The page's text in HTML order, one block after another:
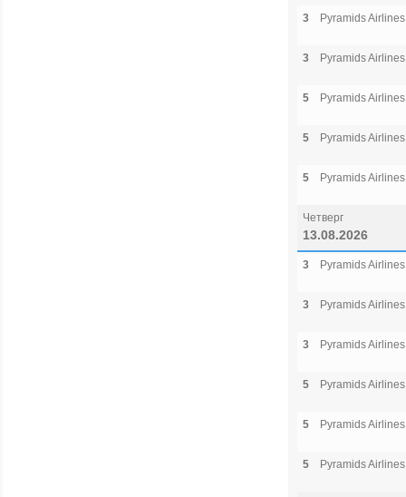
3 Pyramids Airlines
3 Pyramids Airlines
5 Pyramids Airlines
5 Pyramids Airlines
5 Pyramids Airlines
Четверг
13.08.2026
3 Pyramids Airlines
3 Pyramids Airlines
3 Pyramids Airlines
5 Pyramids Airlines
5 Pyramids Airlines
5 Pyramids Airlines